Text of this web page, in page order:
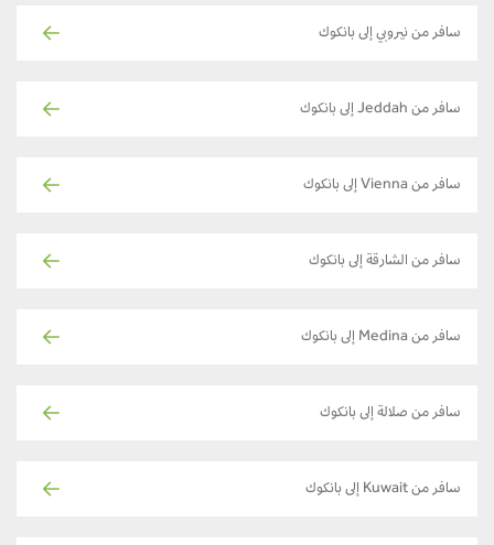
سافر من نيروبي إلى بانكوك
سافر من Jeddah إلى بانكوك
سافر من Vienna إلى بانكوك
سافر من الشارقة إلى بانكوك
سافر من Medina إلى بانكوك
سافر من صلالة إلى بانكوك
سافر من Kuwait إلى بانكوك